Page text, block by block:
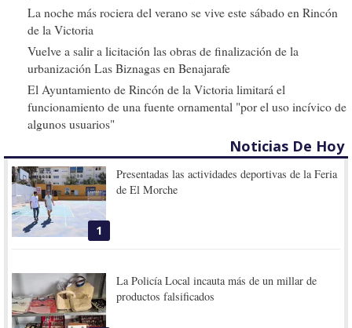
La noche más rociera del verano se vive este sábado en Rincón
de la Victoria
Vuelve a salir a licitación las obras de finalización de la
urbanización Las Biznagas en Benajarafe
El Ayuntamiento de Rincón de la Victoria limitará el
funcionamiento de una fuente ornamental "por el uso incívico de
algunos usuarios"
Noticias De Hoy
1
Presentadas las actividades deportivas de la Feria
de El Morche
La Policía Local incauta más de un millar de
productos falsificados